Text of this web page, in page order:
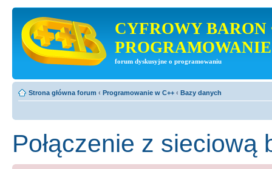
CYFROWY BARON
PROGRAMOWANIE
forum dyskusyjne o programowaniu
Strona główna forum ‹ Programowanie w C++ ‹ Bazy danych
Połączenie z